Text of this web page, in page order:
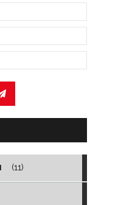
(11)